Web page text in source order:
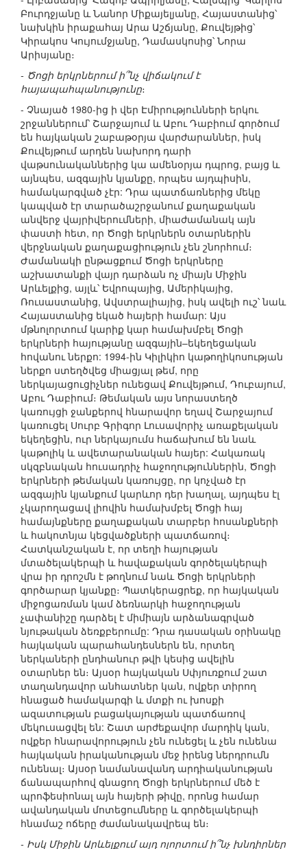
Բուրդջյանը և Նանոր Միքայելյանը, Հայաստանից՝
նախկին իրաքահայ Արա Աշճյանը, Քուվեյթից՝
Կիրակոս Կույումջյանը, Դամասկոսից՝ Նորա
Արիսյանը։
- Ծոցի երկրներում ի՞նչ վիճակում է
հայապահպանությունը։
- Չնայած 1980-ից ի վեր Էմիրությունների երկու
շրջաններում՝ Շարջայում և Աբու Դաբիում գործում
են հայկական շաբաթօրյա վարժարաններ, իսկ
Քուվեյթում արդեն նախորդ դարի
վաթսունականներից կա ամենօրյա դպրոց, բայց և
այնպես, ազգային կյանքը, որպես այդպիսին,
համակարգված չէր: Դրա պատճառներից մեկը
կապված էր տարածաշրջանում քաղաքական
անվերջ վայրիվերումների, միաժամանակ այն
փաստի հետ, որ Ծոցի երկրներն օտարներին
վերջնական քաղաքացիություն չեն շնորհում։
Ժամանակի ընթացքում Ծոցի երկրները
աշխատանքի վայր դարձան ոչ միայն Միջին
Արևելքից, այլև՝ Եվրոպայից, Ամերիկայից,
Ռուսաստանից, Ավստրալիայից, իսկ ավելի ուշ՝ նաև
Հայաստանից եկած հայերի համար: Այս
մթնոլորտում կարիք կար համախմբել Ծոցի
երկրների հայությանը ազգային–եկեղեցական
հովանու ներքո: 1994-ին Կիլիկիո կաթողիկոսության
ներքո ստեղծվեց միացյալ թեմ, որը
ներկայացուցիչներ ունեցավ Քուվեյթում, Դուբայում,
Աբու Դաբիում։ Թեմական այս նորաստեղծ
կառույցի ջանքերով հնարավոր եղավ Շարջայում
կառուցել Սուրբ Գրիգոր Լուսավորիչ առաքելական
եկեղեցին, ուր ներկայումս հաճախում են նաև
կաթոլիկ և ավետարանական հայեր: Հակառակ
սկզբնական հուսադրիչ հաջողություններին, Ծոցի
երկրների թեմական կառույցը, որ կոչված էր
ազգային կյանքում կարևոր դեր խաղալ, այդպես էլ
չկարողացավ լիովին համախմբել Ծոցի հայ
համայնքները քաղաքական տարբեր հոսանքների
և հակոտնյա կեցվածքների պատճառով։
Հատկանշական է, որ տեղի հայության
մտածելակերպի և հավաքական գործելակերպի
վրա իր դրոշմն է թողնում նաև Ծոցի երկրների
գործարար կյանքը։ Պատկերացրեք, որ հայկական
միջոցառման կամ ձեռնարկի հաջողության
չափանիշը դարձել է միմիայն արձանագրված
նյութական ձեռքբերումը: Դրա դասական օրինակը
հայկական պարահանդեսներն են, որտեղ
ներկաների ընդհանուր թվի կեսից ավելին
օտարներ են։ Այսօր հայկական Սփյուռքում շատ
տաղանդավոր անհատներ կան, ովքեր տիրող
հնացած համակարգի և մտքի ու խոսքի
ազատության բացակայության պատճառով
մեկուսացվել են: Շատ արժեքավոր մարդիկ կան,
ովքեր հնարավորություն չեն ունեցել և չեն ունենա
հայկական իրականության մեջ իրենց ներդրումն
ունենալ։ Այսօր նամանավանդ արդիականության
ճանապարհով գնացող Ծոցի երկրներում մեծ է
պրոֆեսիոնալ այն հայերի թիվը, որոնց համար
ավանդական մոտեցումները և գործելակերպի
հնամաշ ոճերը ժամանակավրեպ են։
- Իսկ Միջին Արևելքում այդ ոլորտում ի՞նչ խնդիրներ